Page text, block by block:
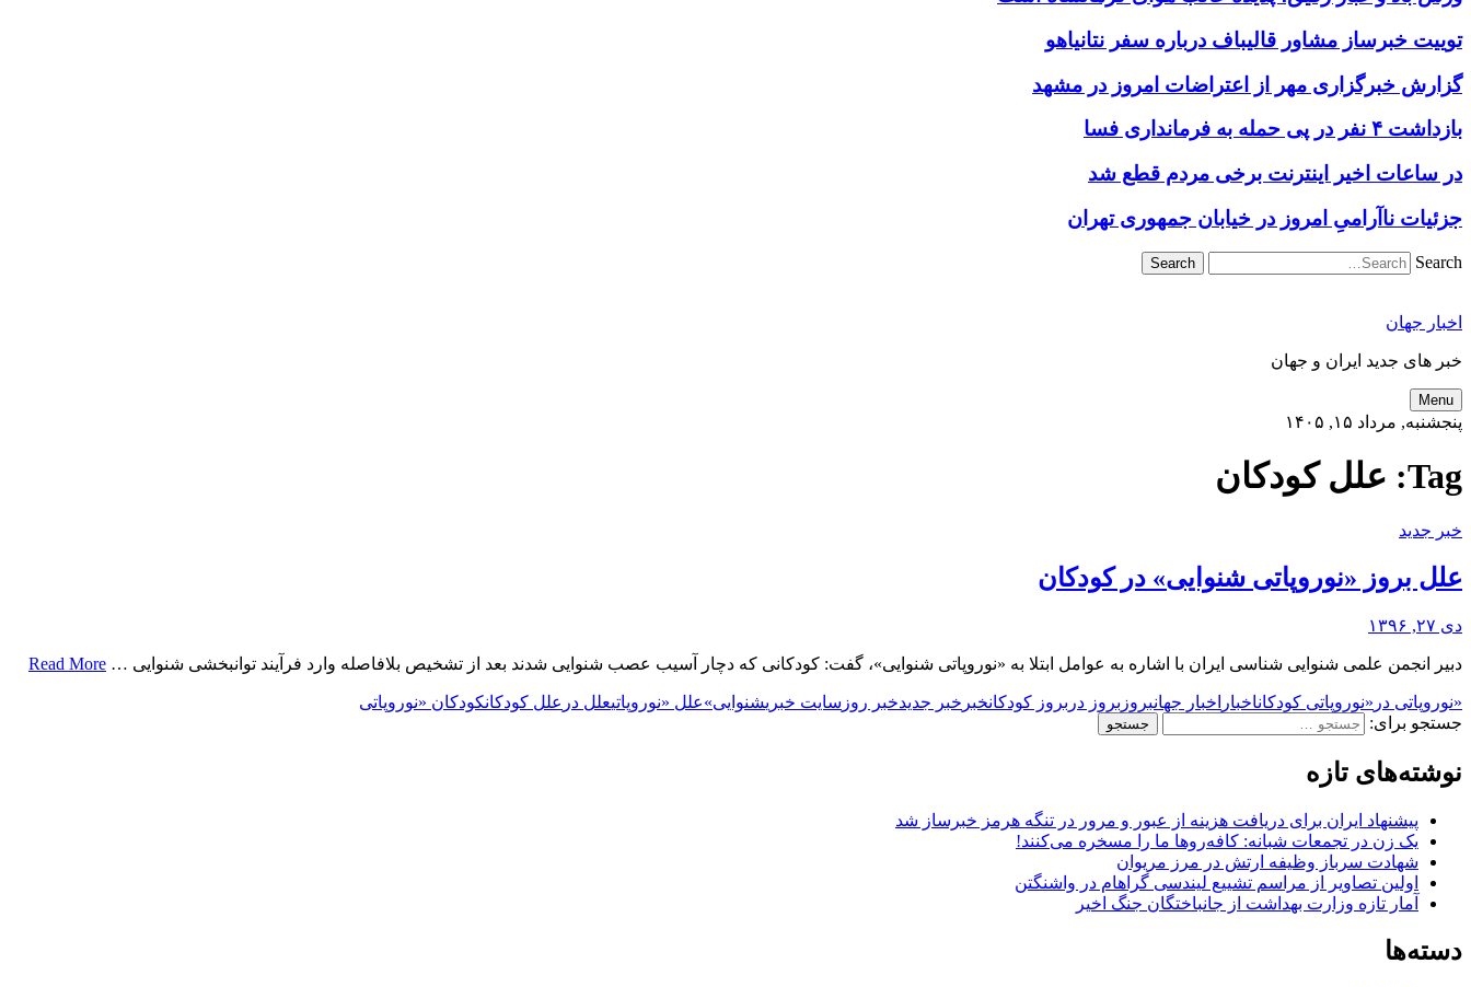
توییت خبرساز مشاور قالیباف درباره سفر نتانیاهو
گزارش خبرگزاری مهر از اعتراضات امروز در مشهد
بازداشت ۴ نفر در پی حمله به فرمانداری فسا
در ساعات اخیر اینترنت برخی مردم قطع شد
جزئیات ناآرامیِ امروز در خیابان جمهوری تهران
Search
اخبار جهان
خبر های جدید ایران و جهان
Menu
پنجشنبه, مرداد ۱۵, ۱۴۰۵
Tag: علل کودکان
خبر جدید
علل بروز «نوروپاتی شنوایی» در کودکان
دی ۲۷, ۱۳۹۶
دبیر انجمن علمی شنوایی شناسی ایران با اشاره به عوامل ابتلا به «نوروپاتی شنوایی»، گفت: کودکانی که دچار آسیب عصب شنوایی شدند بعد از تشخیص بلافاصله وارد فرآیند توانبخشی شنوایی … Read More
«نوروپاتی در «نوروپاتی کودکاناخبار اخبار جهانبروز بروز در بروز کودکانخبر خبر جدیدخبر روز سایت خبریشنوایی»علل «نوروپاتیعلل در علل کودکانکودکان «نوروپاتی
جستجو برای:
نوشته‌های تازه
پیشنهاد ایران برای دریافت هزینه از عبور و مرور در تنگه هرمز خبرساز شد
یک زن در تجمعات شبانه: کافه‌روها ما را مسخره می‌کنند!
شهادت سرباز وظیفه ارتش در مرز مریوان
اولین تصاویر از مراسم تشییع لیندسی گراهام در واشنگتن
آمار تازه وزارت بهداشت از جانباختگان جنگ اخیر
دسته‌ها